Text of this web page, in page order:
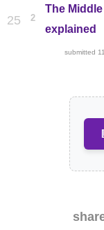
25 2
The
explained
submitted